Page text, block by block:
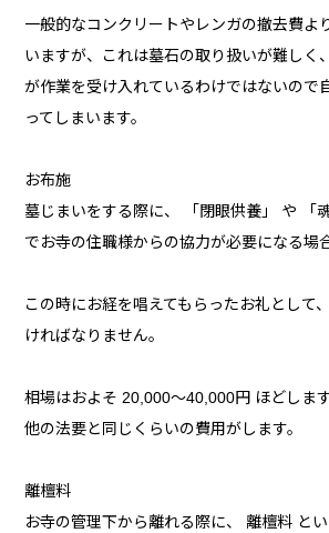
一般的なコンクリートやレンガの撤去費よ
いますが、これは墓石の取り扱いが難しく
が作業を受け入れているわけではないので
ってしまいます。
お布施
墓じまいをする際に、 「閉眼供養」 や 「
でお寺の住職様からの協力が必要になる場
この時にお経を唱えてもらったお礼として
ければなりません。
相場はおよそ 20,000～40,000円 ほどします
他の法要と同じくらいの費用がします。
離檀料
お寺の管理下から離れる際に、 離檀料 と